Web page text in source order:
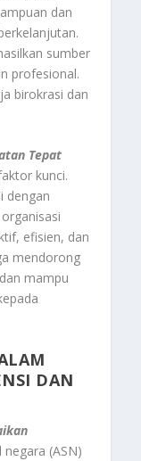
dan
sumber
profesional.
birokrasi dan
Tepat
kunci.
dengan
efisien, dan
mendorong
mampu
DAN
(ASN)